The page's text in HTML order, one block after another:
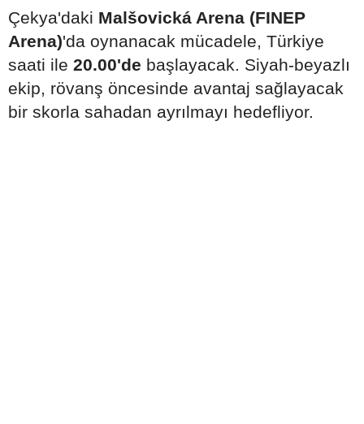
Çekya'daki Malšovická Arena (FINEP
Arena)'da oynanacak mücadele, Türkiye
saati ile 20.00'de başlayacak. Siyah-beyazlı
ekip, rövanş öncesinde avantaj sağlayacak
bir skorla sahadan ayrılmayı hedefliyor.